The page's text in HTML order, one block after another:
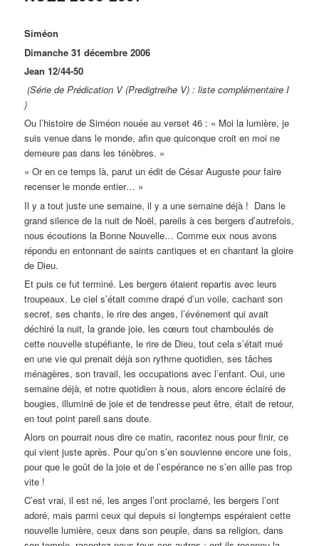
Siméon
Dimanche 31 décembre 2006
Jean 12/44-50
(Série de Prédication V (Predigtreihe V) : liste complémentaire I
)
Ou l’histoire de Siméon nouée au verset 46 : « Moi la lumière, je
suis venue dans le monde, afin que quiconque croit en moi ne
demeure pas dans les ténèbres. »
« Or en ce temps là, parut un édit de César Auguste pour faire
recenser le monde entier… »
Il y a tout juste une semaine, il y a une semaine déjà ! Dans le
grand silence de la nuit de Noël, pareils à ces bergers d’autrefois,
nous écoutions la Bonne Nouvelle… Comme eux nous avons
répondu en entonnant de saints cantiques et en chantant la gloire
de Dieu.
Et puis ce fut terminé. Les bergers étaient repartis avec leurs
troupeaux. Le ciel s’était comme drapé d’un voile, cachant son
secret, ses chants, le rire des anges, l’événement qui avait
déchiré la nuit, la grande joie, les cœurs tout chamboulés de
cette nouvelle stupéfiante, le rire de Dieu, tout cela s’était mué
en une vie qui prenait déjà son rythme quotidien, ses tâches
ménagères, son travail, les occupations avec l’enfant. Oui, une
semaine déjà, et notre quotidien à nous, alors encore éclairé de
bougies, illuminé de joie et de tendresse peut être, était de retour,
en tout point pareil sans doute.
Alors on pourrait nous dire ce matin, racontez nous pour finir, ce
qui vient juste après. Pour qu’on s’en souvienne encore une fois,
pour que le goût de la joie et de l’espérance ne s’en aille pas trop
vite !
C’est vrai, il est né, les anges l’ont proclamé, les bergers l’ont
adoré, mais parmi ceux qui depuis si longtemps espéraient cette
nouvelle lumière, ceux dans son peuple, dans sa religion, dans